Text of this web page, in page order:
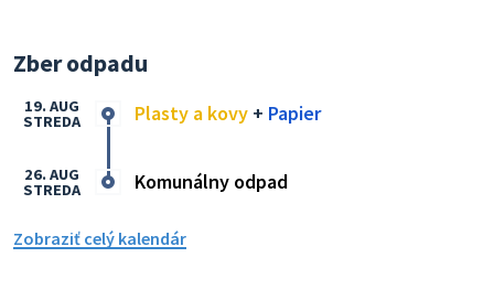
Zber odpadu
Plasty a kovy + Papier
19. AUG
STREDA
Komunálny odpad
26. AUG
STREDA
Zobraziť celý kalendár